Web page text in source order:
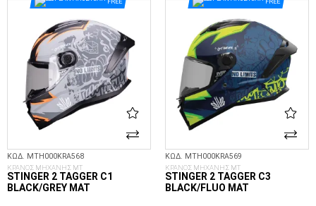
ΚΩΔ. MTH000KRA568
ΚΡΑΝΟΣ ΜΗΧΑΝΗΣ MT
STINGER 2 TAGGER C1
BLACK/GREY MAT
ΚΩΔ. MTH000KRA569
ΚΡΑΝΟΣ ΜΗΧΑΝΗΣ MT
STINGER 2 TAGGER C3
BLACK/FLUO MAT